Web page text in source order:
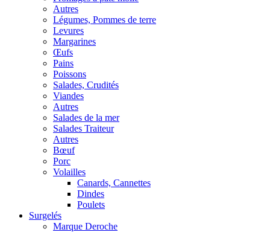
Autres
Légumes, Pommes de terre
Levures
Margarines
Œufs
Pains
Poissons
Salades, Crudités
Viandes
Autres
Salades de la mer
Salades Traiteur
Autres
Bœuf
Porc
Volailles
Canards, Cannettes
Dindes
Poulets
Surgelés
Marque Deroche